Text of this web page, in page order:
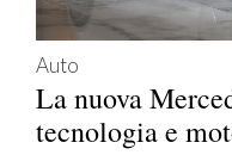
Auto
La nuova
tecnologia e